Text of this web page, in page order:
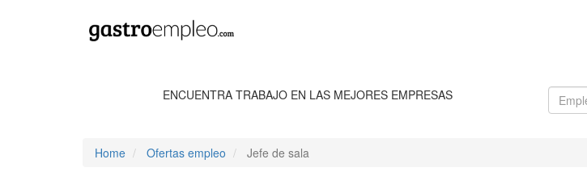
ENCUENTRA TRABAJO EN LAS MEJORES EMPRESAS
Home Ofertas empleo Jefe de sala